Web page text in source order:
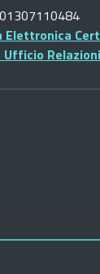
Elettronica
Ufficio